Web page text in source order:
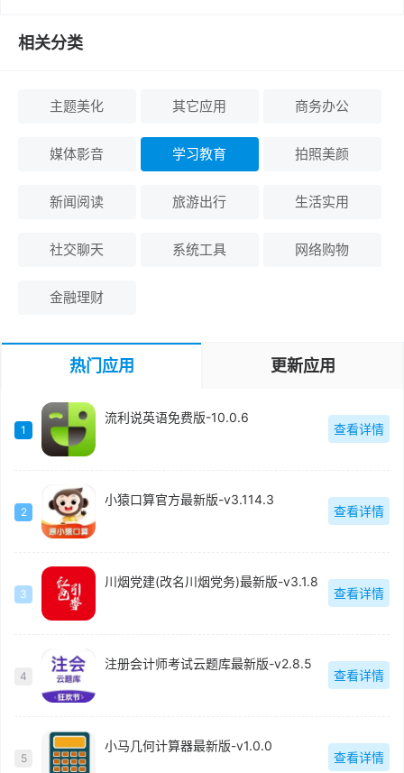
相关分类
主题美化 其它应用 商务办公
媒体影音 学习教育 拍照美颜
新闻阅读 旅游出行 生活实用
社交聊天 系统工具 网络购物
金融理财
热门应用 更新应用
1
流利说英语免费版-10.0.6
查看详情
2
小猿口算官方最新版-v3.114.3
查看详情
3
川烟党建(改名川烟党务)最新版-v3.1.8
查看详情
4
注册会计师考试云题库最新版-v2.8.5
查看详情
5
小马几何计算器最新版-v1.0.0
查看详情